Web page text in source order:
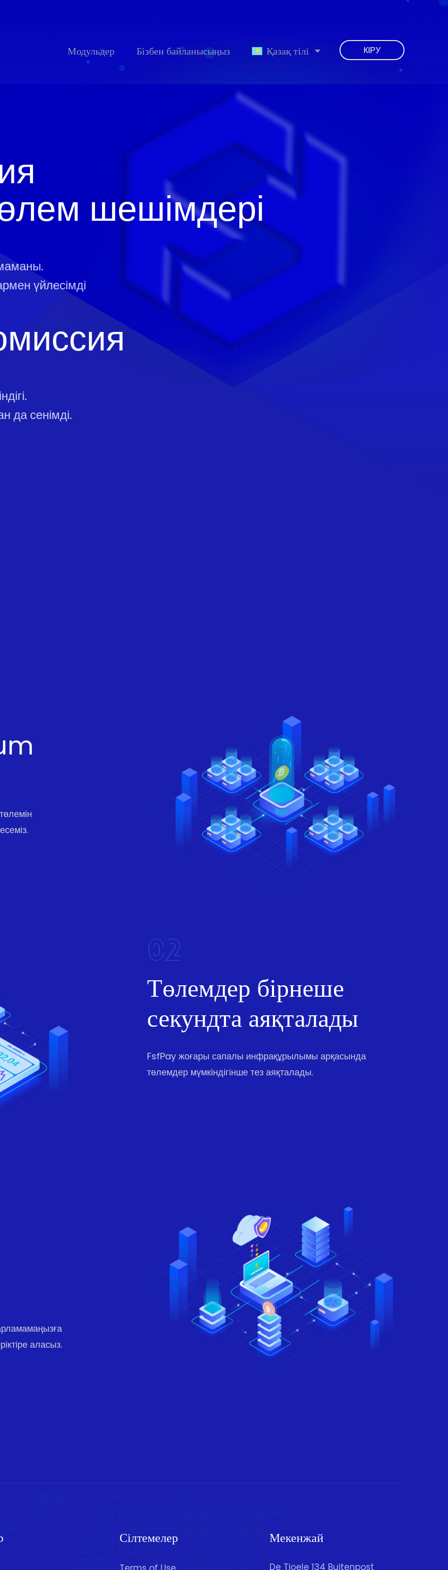
КІРУ
Модульдер Бізбен байланысыңыз Қазақ тілі
шешімдері
үйлесімді
да сенімді.
02
Төлемдер бірнеше
секундта аяқталады
FsfPay жоғары сапалы инфрақұрылымы арқасында
төлемдер мүмкіндігінше тез аяқталады.
аласыз.
Сілтемелер Мекенжай
De Tjoele 134 Buitenpost